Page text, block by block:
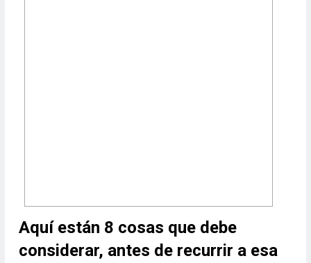
Aquí están 8 cosas que debe
considerar, antes de recurrir a esa